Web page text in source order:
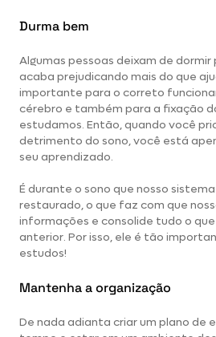
Durma bem
Algumas pessoas deixam de dormir
acaba prejudicando mais do que
importante para o correto
cérebro e também para a fixação
estudamos. Então, quando você
detrimento do sono, você está
seu aprendizado.
É durante o sono que nosso
restaurado, o que faz com que
informações e consolide tudo o
anterior. Por isso, ele é tão
estudos!
Mantenha a organização
De nada adianta criar um plano de